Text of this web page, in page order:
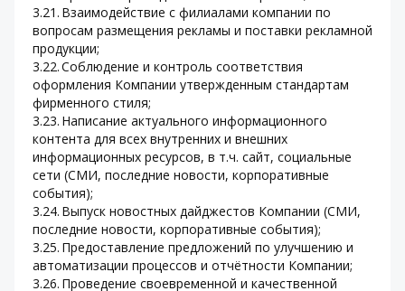
3.21.	Взаимодействие с филиалами компании по
вопросам размещения рекламы и поставки рекламной
продукции;
3.22.	Соблюдение и контроль соответствия
оформления Компании утвержденным стандартам
фирменного стиля;
3.23.	Написание актуального информационного
контента для всех внутренних и внешних
информационных ресурсов, в т.ч. сайт, социальные
сети (СМИ, последние новости, корпоративные
события);
3.24.	Выпуск новостных дайджестов Компании (СМИ,
последние новости, корпоративные события);
3.25.	Предоставление предложений по улучшению и
автоматизации процессов и отчётности Компании;
3.26.	Проведение своевременной и качественной